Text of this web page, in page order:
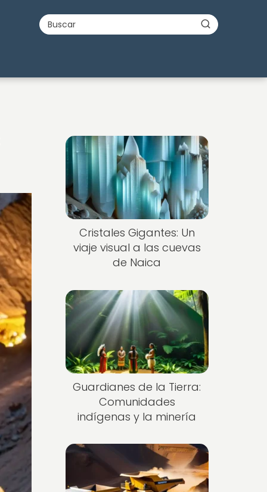
Cristales Gigantes: Un
viaje visual a las cuevas
de Naica
Guardianes de la Tierra:
Comunidades
indígenas y la minería